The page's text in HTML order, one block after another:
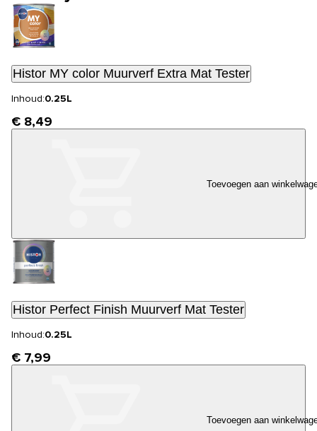
Histor MY color Muurverf Extra Mat Tester
Inhoud:0.25L
€ 8,49
Toevoegen aan
Histor Perfect Finish Muurverf Mat Tester
Inhoud:0.25L
€ 7,99
Toevoegen aan